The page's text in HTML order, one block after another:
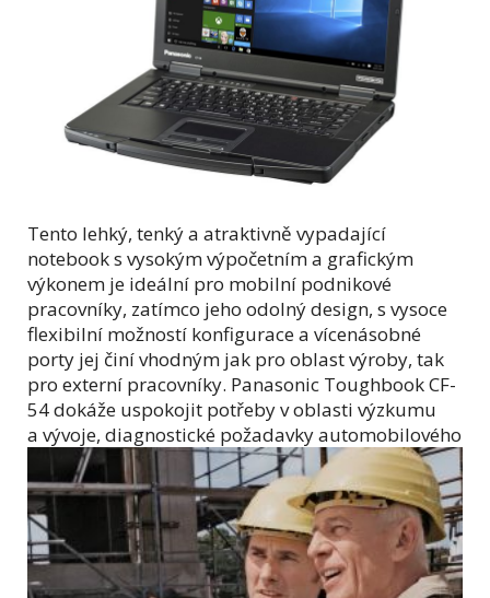
Tento lehký, tenký a atraktivně vypadající
notebook s vysokým výpočetním a grafickým
výkonem je ideální pro mobilní podnikové
pracovníky, zatímco jeho odolný design, s vysoce
flexibilní možností konfigurace a vícenásobné
porty jej činí vhodným jak pro oblast výroby, tak
pro externí pracovníky. Panasonic Toughbook CF-
54 dokáže uspokojit potřeby v oblasti výzkumu
a vývoje, diagnostické požadavky automobilového